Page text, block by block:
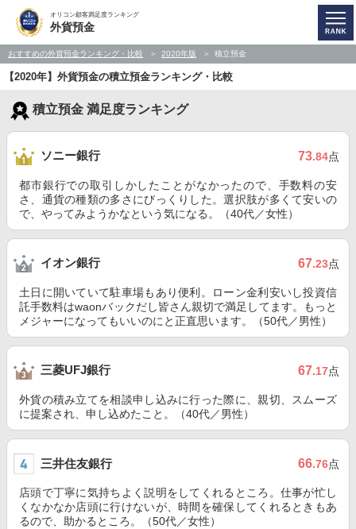
オリコン顧客満足度ランキング
外貨預金
おすすめの外貨預金ランキング・比較 2020年版 積立預金
【2020年】外貨預金の積立預金ランキング・比較
積立預金 満足度ランキング
ソニー銀行 73.84点
都市銀行での取引しかしたことがなかったので、手数料の安
さ、通貨の種類の多さにびっくりした。選択肢が多くて安いの
で、やってみようかなという気になる。（40代／女性）
イオン銀行 67.23点
土日に開いていて駐車場もあり便利。ローン金利安いし投資信
託手数料はwaonバックだし皆さん親切で満足してます。もっと
メジャーになってもいいのにと正直思います。（50代／男性）
三菱UFJ銀行 67.17点
外貨の積み立てを相談申し込みに行った際に、親切、スムーズ
に提案され、申し込めたこと。（40代／男性）
三井住友銀行 66.76点
店頭で丁寧に気持ちよく説明をしてくれるところ。仕事が忙し
くなかなか店頭に行けないが、時間を確保してくれるときもあ
るので、助かるところ。（50代／女性）